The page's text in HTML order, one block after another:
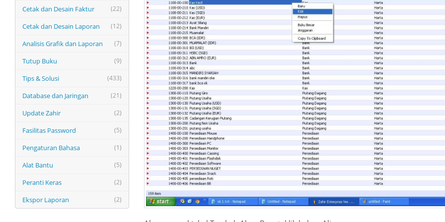
(22)
Cetak dan Desain Faktur
(12)
Cetak dan Desain Laporan
(7)
Analisis Grafik dan Laporan
(9)
Tutup Buku
(433)
Tips & Solusi
(21)
Database dan Jaringan
(2)
Update Zahir
(5)
Fasilitas Password
(1)
Pengaturan Bahasa
(5)
Alat Bantu
(2)
Peranti Keras
(2)
Ekspor Laporan